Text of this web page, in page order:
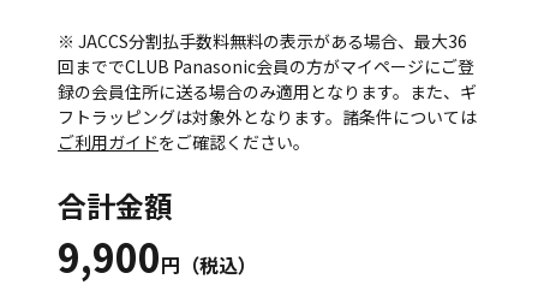
※ JACCS分割払手数料無料の表示がある場合、最大36
回まででCLUB Panasonic会員の方がマイページにご登
録の会員住所に送る場合のみ適用となります。また、ギ
フトラッピングは対象外となります。諸条件については
ご利用ガイドをご確認ください。
合計金額
9,900円（税込）